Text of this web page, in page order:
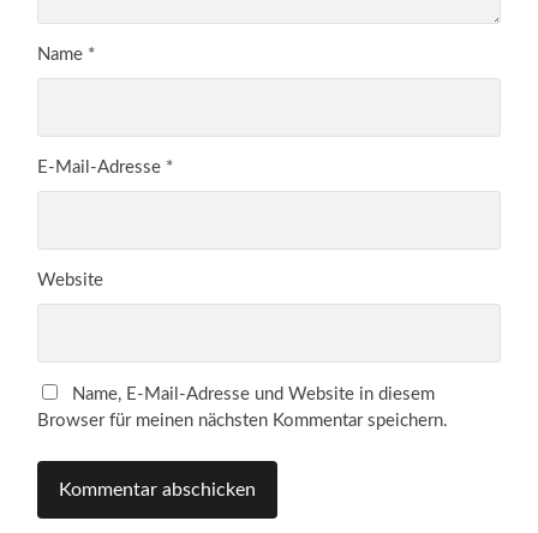
Name *
E-Mail-Adresse *
Website
Name, E-Mail-Adresse und Website in diesem
Browser für meinen nächsten Kommentar speichern.